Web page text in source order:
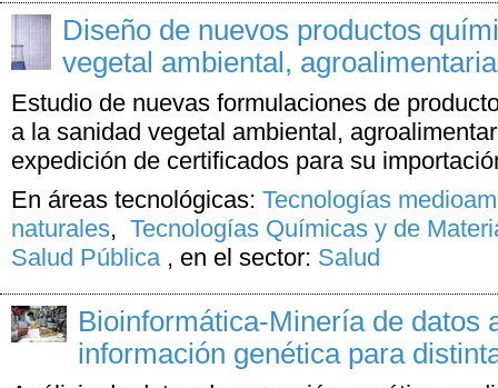
Diseño de nuevos productos
vegetal ambiental,
Estudio de nuevas formulaciones de
a la sanidad vegetal ambiental,
expedición de certificados para su
En áreas tecnológicas: Tecnologías
naturales, Tecnologías Químicas y de
Salud Pública , en el sector: Salud
Bioinformática-Minería de datos
información genética para